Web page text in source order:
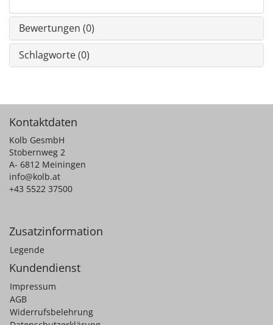
Bewertungen (0)
Schlagworte (0)
Kontaktdaten
Kolb GesmbH
Stobernweg 2
A- 6812 Meiningen
info@kolb.at
+43 5522 37500
Zusatzinformation
Legende
Kundendienst
Impressum
AGB
Widerrufsbelehrung